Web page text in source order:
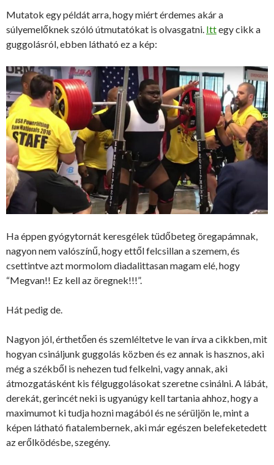
Mutatok egy példát arra, hogy miért érdemes akár a
súlyemelőknek szóló útmutatókat is olvasgatni. Ittegy cikk a
guggolásról, ebben látható ez a kép:
Ha éppen gyógytornát keresgélek tüdőbeteg öregapámnak,
nagyon nem valószínű, hogy ettől felcsillan a szemem, és
csettintve azt mormolom diadalittasan magam elé, hogy
“Megvan!! Ez kell az öregnek!!!”.
Hát pedig de.
Nagyon jól, érthetően és szemléltetve le van írva a cikkben, mit
hogyan csináljunk guggolás közben és ez annak is hasznos, aki
még a székből is nehezen tud felkelni, vagy annak, aki
átmozgatásként kis félguggolásokat szeretne csinálni. A lábát,
derekát, gerincét neki is ugyanúgy kell tartania ahhoz, hogy a
maximumot ki tudja hozni magából és ne sérüljön le, mint a
képen látható fiatalembernek, aki már egészen belefeketedett
az erőlködésbe, szegény.